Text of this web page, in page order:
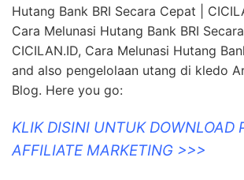
Hutang Bank BRI Secara Cepat |
Cara Melunasi Hutang Bank BRI Secara
CICILAN.ID, Cara Melunasi Hutang
and also pengelolaan utang di kledo
Blog. Here you go:
KLIK DISINI UNTUK DOWNLOAD
AFFILIATE MARKETING >>>